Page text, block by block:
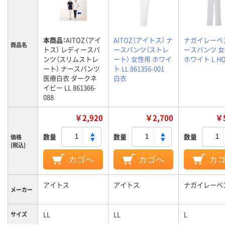
商品名 本商品：AITOZ（アイ
トス） レディースパ
ンツ（スリムストレ
ート） ナースパンツ
医療白衣 ダークネ
イビー LL 861366-
088
AITOZ（アイトス） ナ
ースパンツ（ストレ
ート） 女性用 ホワイ
ト LL 861356-001
白衣
ナガイレーベ
ースパンツ
ホワイト L
価格
(税込)
￥2,920
数量
カゴへ
￥2,700
数量
カゴへ
数量
カ
メーカー アイトス アイトス ナガイレーベ
サイズ LL LL L